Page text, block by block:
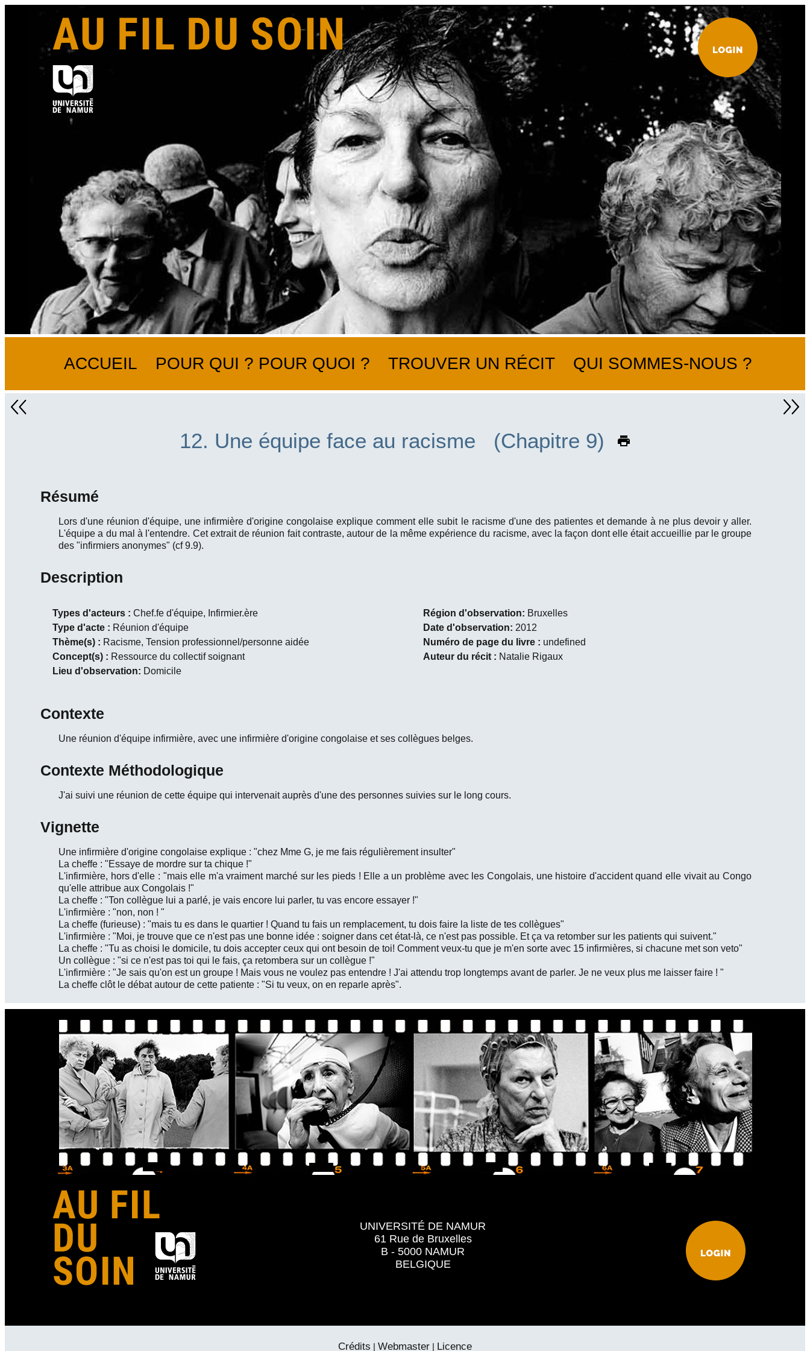
ACCUEIL POUR QUI ? POUR QUOI ? TROUVER UN RÉCIT QUI SOMMES-NOUS ?
12. Une équipe face au racisme (Chapitre 9)
Résumé
Lors d'une réunion d'équipe, une infirmière d'origine congolaise explique comment elle subit le racisme d'une des patientes et demande à ne plus devoir y aller.
L'équipe a du mal à l'entendre. Cet extrait de réunion fait contraste, autour de la même expérience du racisme, avec la façon dont elle était accueillie par le groupe
des "infirmiers anonymes" (cf 9.9).
Description
Types d'acteurs : Chef.fe d'équipe, Infirmier.ère
Type d'acte : Réunion d'équipe
Thème(s) : Racisme, Tension professionnel/personne aidée
Concept(s) : Ressource du collectif soignant
Lieu d'observation: Domicile
Région d'observation: Bruxelles
Date d'observation: 2012
Numéro de page du livre : undefined
Auteur du récit : Natalie Rigaux
Contexte
Une réunion d'équipe infirmière, avec une infirmière d'origine congolaise et ses collègues belges.
Contexte Méthodologique
J'ai suivi une réunion de cette équipe qui intervenait auprès d'une des personnes suivies sur le long cours.
Vignette
Une infirmière d'origine congolaise explique : "chez Mme G, je me fais régulièrement insulter"
La cheffe : "Essaye de mordre sur ta chique !"
L'infirmière, hors d'elle : "mais elle m'a vraiment marché sur les pieds ! Elle a un problème avec les Congolais, une histoire d'accident quand elle vivait au Congo
qu'elle attribue aux Congolais !"
La cheffe : "Ton collègue lui a parlé, je vais encore lui parler, tu vas encore essayer !"
L'infirmière : "non, non ! "
La cheffe (furieuse) : "mais tu es dans le quartier ! Quand tu fais un remplacement, tu dois faire la liste de tes collègues"
L'infirmière : "Moi, je trouve que ce n'est pas une bonne idée : soigner dans cet état-là, ce n'est pas possible. Et ça va retomber sur les patients qui suivent."
La cheffe : "Tu as choisi le domicile, tu dois accepter ceux qui ont besoin de toi! Comment veux-tu que je m'en sorte avec 15 infirmières, si chacune met son veto"
Un collègue : "si ce n'est pas toi qui le fais, ça retombera sur un collègue !"
L'infirmière : "Je sais qu'on est un groupe ! Mais vous ne voulez pas entendre ! J'ai attendu trop longtemps avant de parler. Je ne veux plus me laisser faire ! "
La cheffe clôt le débat autour de cette patiente : "Si tu veux, on en reparle après".
UNIVERSITÉ DE NAMUR
61 Rue de Bruxelles
B - 5000 NAMUR
BELGIQUE
Crédits | Webmaster | Licence